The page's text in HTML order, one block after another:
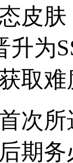
皮
升为
取
次
期